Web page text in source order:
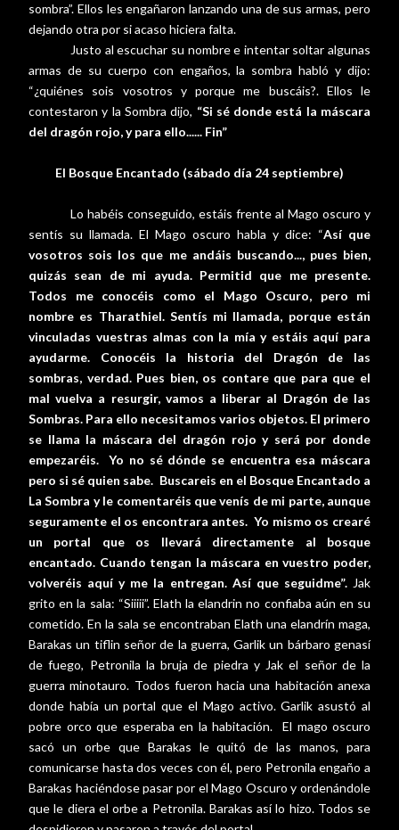
sombra”. Ellos les engañaron lanzando una de sus armas, pero
dejando otra por si acaso hiciera falta.
Justo al escuchar su nombre e intentar soltar algunas
armas de su cuerpo con engaños, la sombra habló y dijo:
“¿quiénes sois vosotros y porque me buscáis?. Ellos le
contestaron y la Sombra dijo, “Si sé donde está la máscara
del dragón rojo, y para ello...... Fin”
El Bosque Encantado (sábado día 24 septiembre)
Lo habéis conseguido, estáis frente al Mago oscuro y
sentís su llamada. El Mago oscuro habla y dice: “Así que
vosotros sois los que me andáis buscando..., pues bien,
quizás sean de mi ayuda. Permitid que me presente.
Todos me conocéis como el Mago Oscuro, pero mi
nombre es Tharathiel. Sentís mi llamada, porque están
vinculadas vuestras almas con la mía y estáis aquí para
ayudarme. Conocéis la historia del Dragón de las
sombras, verdad. Pues bien, os contare que para que el
mal vuelva a resurgir, vamos a liberar al Dragón de las
Sombras. Para ello necesitamos varios objetos. El primero
se llama la máscara del dragón rojo y será por donde
empezaréis.
Yo no sé dónde se encuentra esa máscara
pero si sé quien sabe. Buscareis en el Bosque Encantado a
La Sombra y le comentaréis que venís de mi parte, aunque
seguramente el os encontrara antes. Yo mismo os crearé
un portal que os llevará directamente al bosque
encantado. Cuando tengan la máscara en vuestro poder,
volveréis aquí y me la entregan. Así que seguidme”. Jak
grito en la sala: “Siiiii”. Elath la elandrin no confiaba aún en su
cometido. En la sala se encontraban Elath una elandrín maga,
Barakas un tiflin señor de la guerra, Garlik un bárbaro genasí
de fuego, Petronila la bruja de piedra y Jak el señor de la
guerra minotauro. Todos fueron hacia una habitación anexa
donde había un portal que el Mago activo. Garlik asustó al
pobre orco que esperaba en la habitación.
El mago oscuro
sacó un orbe que Barakas le quitó de las manos, para
comunicarse hasta dos veces con él, pero Petronila engaño a
Barakas haciéndose pasar por el Mago Oscuro y ordenándole
que le diera el orbe a Petronila. Barakas así lo hizo. Todos se